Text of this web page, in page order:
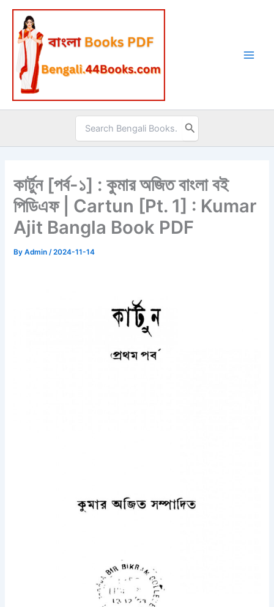
Skip
content
Search
for:
কার্টুন [পর্ব-১] : কুমার অজিত বাংলা বই
পিডিএফ | Cartun [Pt. 1] : Kumar
Ajit Bangla Book PDF
ByAdmin/2024-11-14